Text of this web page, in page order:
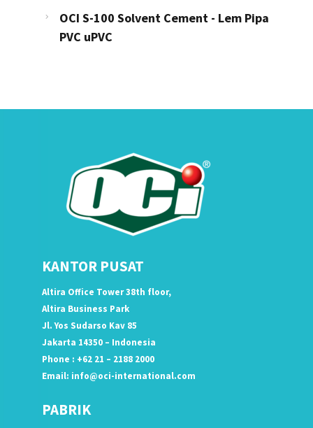
OCI S-100 Solvent Cement - Lem Pipa
PVC uPVC
KANTOR PUSAT
Altira Office Tower 38th floor,
Altira Business Park
Jl. Yos Sudarso Kav 85
Jakarta 14350 – Indonesia
Phone : +62 21 – 2188 2000
Email: info@oci-international.com
PABRIK